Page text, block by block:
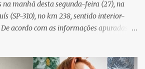
na manhã desta segunda-feira (27), na
(SP-310), no km 238, sentido interior-
acordo com as informações apuradas no
lento e congestionado devido a obras